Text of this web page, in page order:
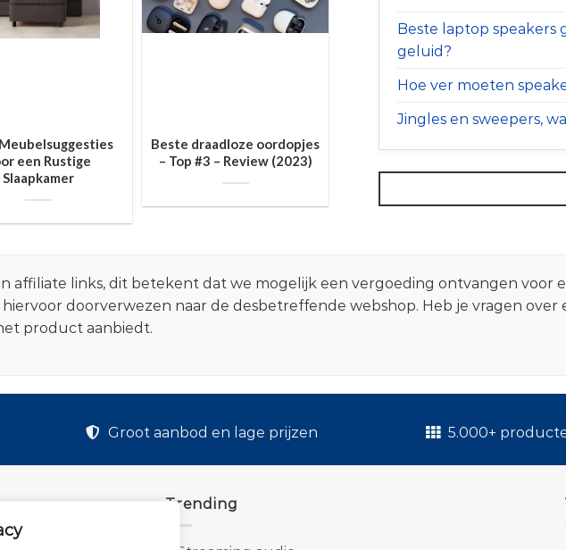
een Rustige
Slaapkamer
Beste draadloze oordopjes
– Top #3 – Review (2023)
Beste laptop
geluid?
Hoe ver moeten
Jingles en sweepers,
affiliate links, dit betekent dat we mogelijk een vergoeding ontvangen voor
doorverwezen naar de desbetreffende webshop. Heb je vragen
product aanbiedt.
Groot aanbod en lage prijzen 5.000+
Trending